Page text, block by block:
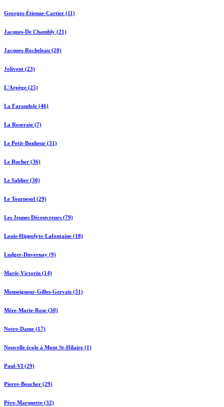
Georges-Étienne-Cartier (11)
Jacques-De Chambly (21)
Jacques-Rocheleau (20)
Jolivent (23)
L'Arpège (25)
La Farandole (46)
La Roseraie (7)
Le Petit-Bonheur (31)
Le Rucher (36)
Le Sablier (30)
Le Tournesol (29)
Les Jeunes Découvreurs (79)
Louis-Hippolyte-Lafontaine (18)
Ludger-Duvernay (9)
Marie-Victorin (14)
Monseigneur-Gilles-Gervais (31)
Mère-Marie-Rose (30)
Notre-Dame (17)
Nouvelle école à Mont St-Hilaire (1)
Paul-VI (29)
Pierre-Boucher (29)
Père-Marquette (32)